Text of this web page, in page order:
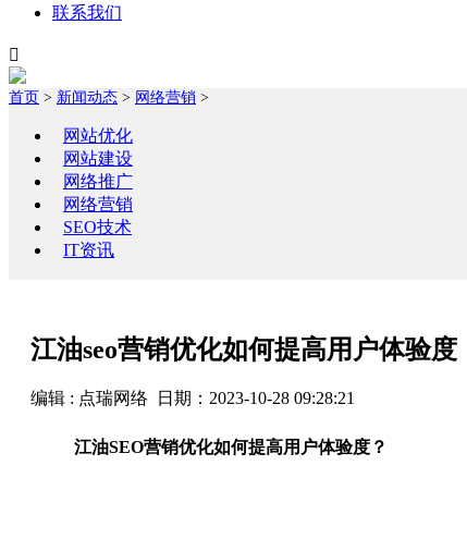
联系我们

首页 > 新闻动态 > 网络营销 >
网站优化
网站建设
网络推广
网络营销
SEO技术
IT资讯
江油seo营销优化如何提高用户体验度
编辑 : 点瑞网络 日期：2023-10-28 09:28:21
江油SEO营销优化如何提高用户体验度？